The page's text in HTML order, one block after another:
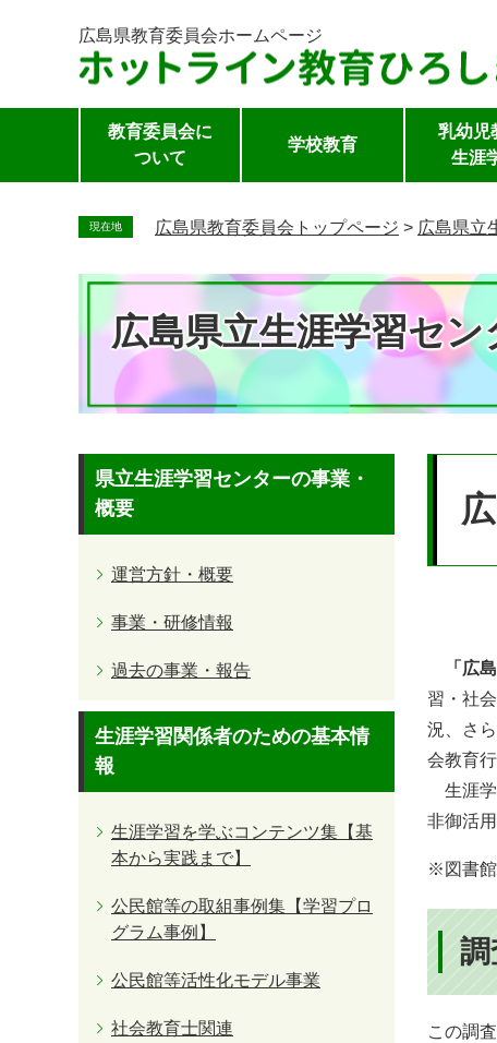
広島県教育委員会ホームページ
教育委員会に
ついて
学校教育
乳幼児
生涯
現在地 広島県教育委員会トップページ > 広島県立
広島県立生涯学習セン
「広
習・社
況、さ
会教育
生涯学
非御活
※図書館
調
この調査
県立生涯学習センターの事業・
概要
運営方針・概要
事業・研修情報
過去の事業・報告
生涯学習関係者のための基本情
報
生涯学習を学ぶコンテンツ集【基
本から実践まで】
公民館等の取組事例集【学習プロ
グラム事例】
公民館等活性化モデル事業
社会教育士関連